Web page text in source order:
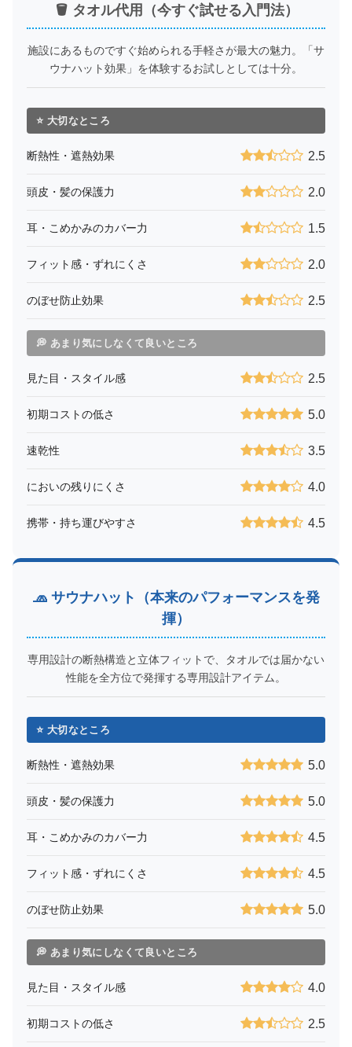
🪣 タオル代用（今すぐ試せる入門法）
施設にあるものですぐ始められる手軽さが最大の魅力。「サ
ウナハット効果」を体験するお試しとしては十分。
⭐ 大切なところ
断熱性・遮熱効果 2.5
頭皮・髪の保護力 2.0
耳・こめかみのカバー力 1.5
フィット感・ずれにくさ 2.0
のぼせ防止効果 2.5
💭 あまり気にしなくて良いところ
見た目・スタイル感 2.5
初期コストの低さ 5.0
速乾性 3.5
においの残りにくさ 4.0
携帯・持ち運びやすさ 4.5
🧢 サウナハット（本来のパフォーマンスを発
揮）
専用設計の断熱構造と立体フィットで、タオルでは届かない
性能を全方位で発揮する専用設計アイテム。
⭐ 大切なところ
断熱性・遮熱効果 5.0
頭皮・髪の保護力 5.0
耳・こめかみのカバー力 4.5
フィット感・ずれにくさ 4.5
のぼせ防止効果 5.0
💭 あまり気にしなくて良いところ
見た目・スタイル感 4.0
初期コストの低さ 2.5